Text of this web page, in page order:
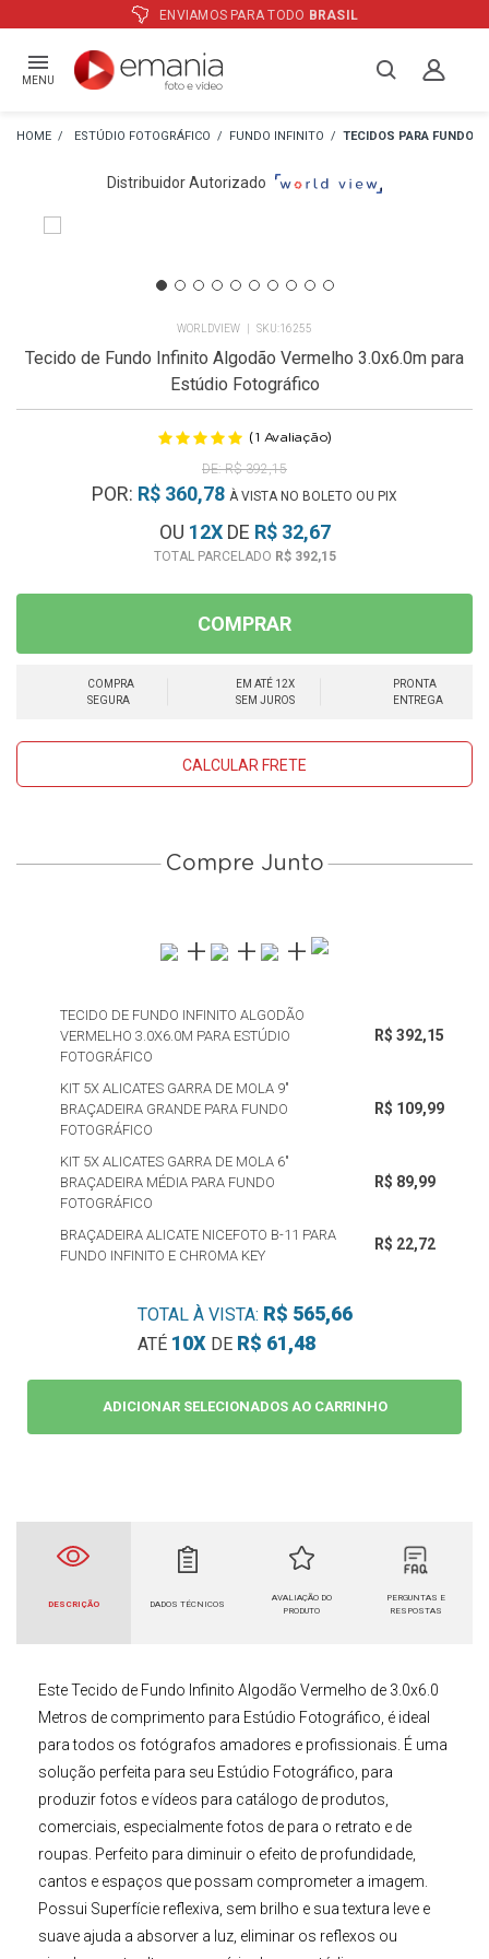
ATÉ 12XE PREÇO ESPECIALNO BOLETO
MENU
ESTÚDIO FOTOGRÁFICO FUNDO INFINITO TECIDOS PARA FUNDO
Distribuidor Autorizado
WORLDVIEW 16255
Tecido de Fundo Infinito Algodão Vermelho 3.0x6.0m para
Estúdio Fotográfico
(1 Avaliação)
R$ 392,15
POR: R$ 360,78 À VISTA NO BOLETO OU PIX
OU 12XDE R$ 32,67
R$ 392,15
COMPRAR
COMPRA
SEGURA
EM ATÉ 12X
SEM JUROS
PRONTA
ENTREGA
CALCULAR FRETE
Compre Junto
TECIDO DE FUNDO INFINITO ALGODÃO
VERMELHO 3.0X6.0M PARA ESTÚDIO
FOTOGRÁFICO
R$ 392,15
KIT 5X ALICATES GARRA DE MOLA 9"
BRAÇADEIRA GRANDE PARA FUNDO
FOTOGRÁFICO
R$ 109,99
KIT 5X ALICATES GARRA DE MOLA 6"
BRAÇADEIRA MÉDIA PARA FUNDO
FOTOGRÁFICO
R$ 89,99
BRAÇADEIRA ALICATE NICEFOTO B-11 PARA
FUNDO INFINITO E CHROMA KEY
R$ 22,72
ADICIONAR SELECIONADOS AO CARRINHO
TOTAL À VISTA: R$ 565,66
ATÉ 10XDE R$ 61,48
DESCRIÇÃO DADOS TÉCNICOS
AVALIAÇÃO DO
PRODUTO
PERGUNTAS E
RESPOSTAS
EsteTecido de Fundo Infinito Algodão Vermelho de 3.0x6.0
Metros de comprimento para Estúdio Fotográfico , é ideal
para todos os fotógrafos amadores e profissionais. É uma
solução perfeita para seu Estúdio Fotográfico, para
produzir fotos e vídeos para catálogo de produtos,
comerciais, especialmente fotos de para o retrato e de
roupas. Perfeito para diminuir o efeito de profundidade,
cantos e espaços que possam comprometer a imagem.
Possui Superfície reflexiva, sem brilho e sua textura leve e
suave ajuda a absorver a luz, eliminar os reflexos ou